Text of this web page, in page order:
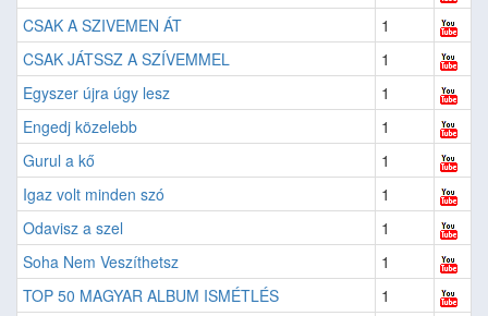
CSAK A SZIVEMEN ÁT
1
CSAK JÁTSSZ A SZÍVEMMEL
1
Egyszer újra úgy lesz
1
Engedj közelebb
1
Gurul a kő
1
Igaz volt minden szó
1
Odavisz a szel
1
Soha Nem Veszíthetsz
1
TOP 50 MAGYAR ALBUM ISMÉTLÉS
1